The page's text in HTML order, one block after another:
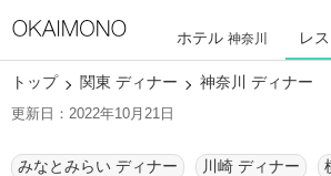
ホテル 神奈川 レ
トップ 関東 ディナー 神奈川 ディナー
更新日：2022年10月21日
みなとみらい ディナー 川崎 ディナー